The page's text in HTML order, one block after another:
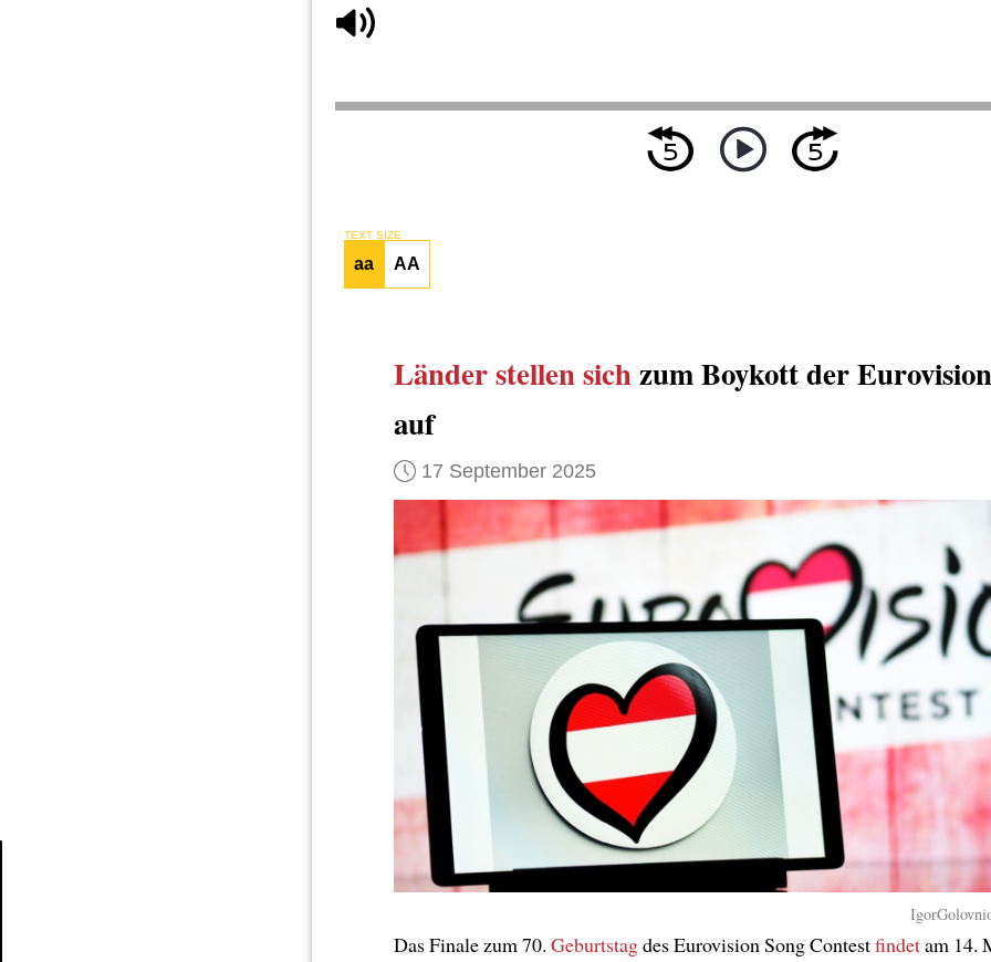
TEXT SIZE
aa AA
Länderstellen sichzum Boykott der
auf
17 September 2025
Das Finale zum 70. Geburtstagdes Eurovision Song Contestfindetam 14.